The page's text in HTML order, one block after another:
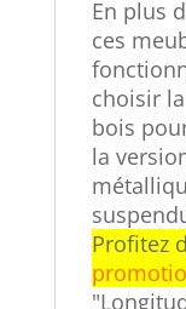
En plus
ces
choisir
bois
la
Profitez